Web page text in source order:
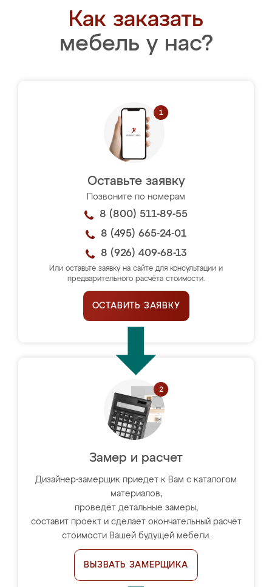
Как заказать
мебель у нас?
Оставьте заявку
Позвоните по номерам
8 (800) 511-89-55
8 (495) 665-24-01
8 (926) 409-68-13
Или оставьте заявку на сайте для консультации и
предварительного расчёта стоимости.
ОСТАВИТЬ ЗАЯВКУ
Замер и расчет
Дизайнер-замерщик приедет к Вам с каталогом
материалов,
проведёт детальные замеры,
составит проект и сделает окончательный расчёт
стоимости Вашей будущей мебели.
ВЫЗВАТЬ ЗАМЕРЩИКА